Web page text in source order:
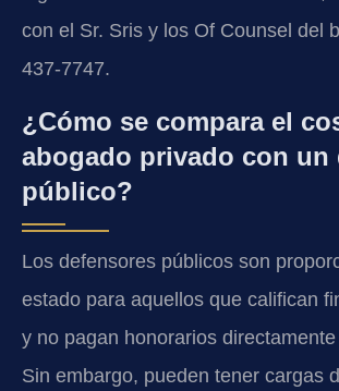
con el Sr. Sris y los Of Counsel del
437-7747.
¿Cómo se compara el
abogado privado con un
público?
Los defensores públicos son
estado para aquellos que califican
y no pagan honorarios
Sin embargo, pueden tener cargas